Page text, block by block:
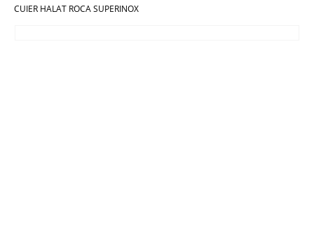
CUIER HALAT ROCA SUPERINOX